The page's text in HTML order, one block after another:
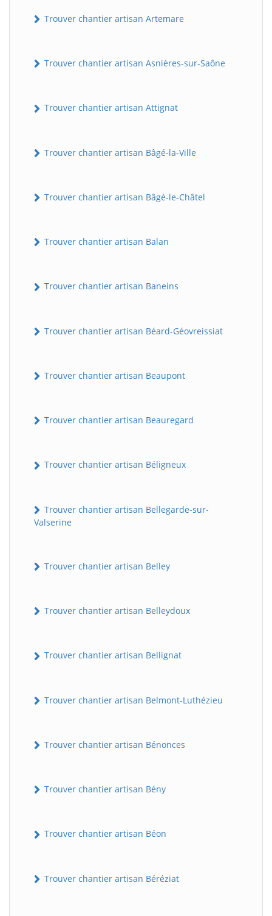
Trouver chantier artisan Artemare
Trouver chantier artisan Asnières-sur-Saône
Trouver chantier artisan Attignat
Trouver chantier artisan Bâgé-la-Ville
Trouver chantier artisan Bâgé-le-Châtel
Trouver chantier artisan Balan
Trouver chantier artisan Baneins
Trouver chantier artisan Béard-Géovreissiat
Trouver chantier artisan Beaupont
Trouver chantier artisan Beauregard
Trouver chantier artisan Béligneux
Trouver chantier artisan Bellegarde-sur-
Valserine
Trouver chantier artisan Belley
Trouver chantier artisan Belleydoux
Trouver chantier artisan Bellignat
Trouver chantier artisan Belmont-Luthézieu
Trouver chantier artisan Bénonces
Trouver chantier artisan Bény
Trouver chantier artisan Béon
Trouver chantier artisan Béréziat